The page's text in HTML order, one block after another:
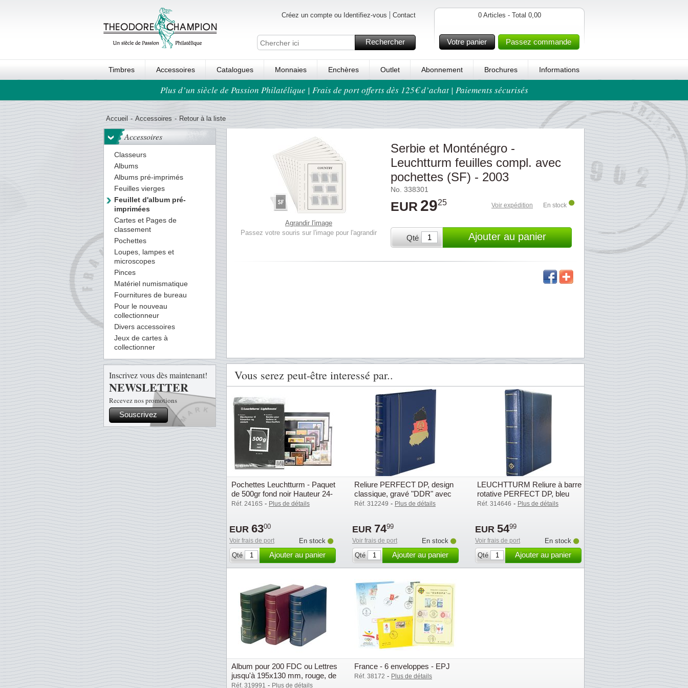
Créez un compte ou Identifiez-vous Contact
Rechercher
0 Articles - Total 0,00
Votre panier Passez commande
Timbres Accessoires Catalogues Monnaies Enchères Outlet Abonnement Brochures Informations
Ordre au panierPlus d’un siècle de Passion Philatélique | Frais de port offerts dès 125€ d’achat | Paiements sécurisés
Accueil - Accessoires - Retour à la liste
Accessoires
Classeurs
Albums
Albums pré-imprimés
Feuilles vierges
Feuillet d'album pré-
imprimées
Cartes et Pages de
classement
Pochettes
Loupes, lampes et
microscopes
Pinces
Matériel numismatique
Fournitures de bureau
Pour le nouveau
collectionneur
Divers accessoires
Jeux de cartes à
collectionner
Inscrivez vous dès maintenant!
NEWSLETTER
Recevez nos promotions
Souscrivez
Agrandir l'image
Passez votre souris sur l'image pour l'agrandir
Serbie et Monténégro -
Leuchtturm feuilles compl. avec
pochettes (SF) - 2003
No. 338301
EUR 2925 Voir expédition En stock
Qté Ajouter au panier
Vous serez peut-être interessé par..
Pochettes Leuchtturm - Paquet
de 500gr fond noir Hauteur 24-
164 mm.
Réf. 2416S - Plus de détails
EUR 6300
Voir frais de port
En stock
Qté
Ajouter au panier
Reliure PERFECT DP, design
classique, gravé "DDR" avec
étui de protection,
Réf. 312249 - Plus de détails
EUR 7499
Voir frais de port
En stock
Qté
Ajouter au panier
LEUCHTTURM Reliure à barre
rotative PERFECT DP, bleu
Réf. 314646 - Plus de détails
EUR 5499
Voir frais de port
En stock
Qté
Ajouter au panier
Album pour 200 FDC ou Lettres
jusqu'à 195x130 mm, rouge, de
Leuchtturm
Réf. 319991 - Plus de détails
France - 6 enveloppes - EPJ
Réf. 38172 - Plus de détails